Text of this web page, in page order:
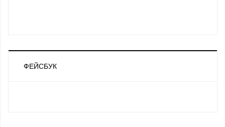
ФЕЙСБУК